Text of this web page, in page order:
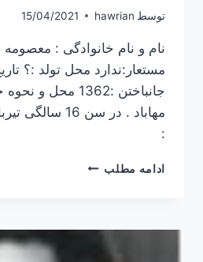
توسط hawrian
15/04/2021
نام و نام خانوادگی :
جانباختن :1362 محل
مهاباد . در سن
:
ادامه مطلب معصومه